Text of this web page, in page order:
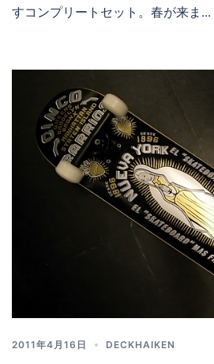
すコンプリートセット。春が来ま...
2011年4月16日 DECKHAIKEN